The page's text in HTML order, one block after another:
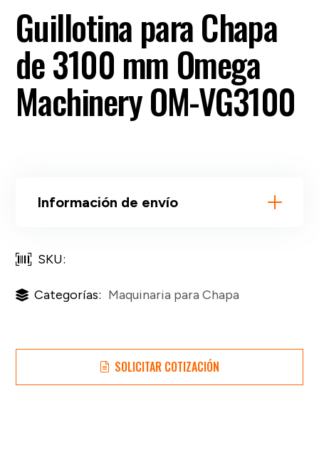
Guillotina para Chapa
de 3100 mm Omega
Machinery OM-VG3100
Información de envío
SKU:
Categorías: Maquinaria para Chapa
SOLICITAR COTIZACIÓN